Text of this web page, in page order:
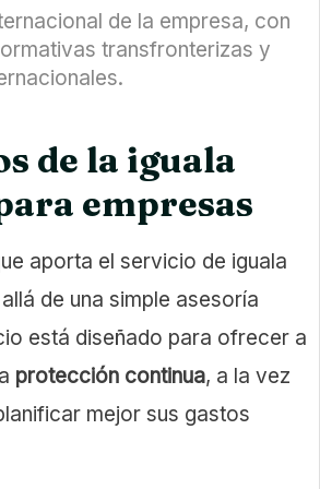
de la empresa, con
transfronterizas y
de la iguala
empresas
aporta el servicio de iguala
de una simple asesoría
está diseñado para ofrecer a
protección continua, a la vez
mejor sus gastos